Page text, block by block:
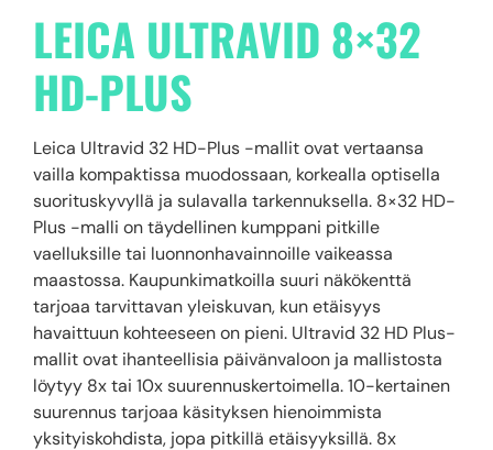
LEICA ULTRAVID 8×32
HD-PLUS
Leica Ultravid 32 HD-Plus -mallit ovat vertaansa
vailla kompaktissa muodossaan, korkealla optisella
suorituskyvyllä ja sulavalla tarkennuksella. 8×32 HD-
Plus -malli on täydellinen kumppani pitkille
vaelluksille tai luonnonhavainnoille vaikeassa
maastossa. Kaupunkimatkoilla suuri näkökenttä
tarjoaa tarvittavan yleiskuvan, kun etäisyys
havaittuun kohteeseen on pieni. Ultravid 32 HD Plus-
mallit ovat ihanteellisia päivänvaloon ja mallistosta
löytyy 8x tai 10x suurennuskertoimella. 10-kertainen
suurennus tarjoaa käsityksen hienoimmista
yksityiskohdista, jopa pitkillä etäisyyksillä. 8x